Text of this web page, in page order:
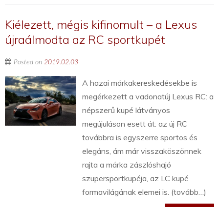
Kiélezett, mégis kifinomult – a Lexus
újraálmodta az RC sportkupét
Posted on 2019.02.03
A hazai márkakereskedésekbe is
megérkezett a vadonatúj Lexus RC: a
népszerű kupé látványos
megújuláson esett át: az új RC
továbbra is egyszerre sportos és
elegáns, ám már visszaköszönnek
rajta a márka zászlóshajó
szupersportkupéja, az LC kupé
formavilágának elemei is. (tovább…)